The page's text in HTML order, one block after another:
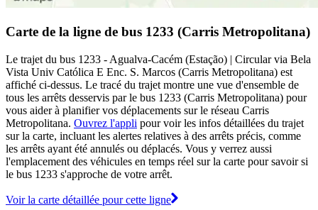
Carte de la ligne de bus 1233 (Carris Metropolitana)
Le trajet du bus 1233 - Agualva-Cacém (Estação) | Circular via Bela
Vista Univ Católica E Enc. S. Marcos (Carris Metropolitana) est
affiché ci-dessus. Le tracé du trajet montre une vue d'ensemble de
tous les arrêts desservis par le bus 1233 (Carris Metropolitana) pour
vous aider à planifier vos déplacements sur le réseau Carris
Metropolitana. Ouvrez l'appli pour voir les infos détaillées du trajet
sur la carte, incluant les alertes relatives à des arrêts précis, comme
les arrêts ayant été annulés ou déplacés. Vous y verrez aussi
l'emplacement des véhicules en temps réel sur la carte pour savoir si
le bus 1233 s'approche de votre arrêt.
Voir la carte détaillée pour cette ligne